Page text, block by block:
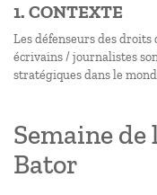
1. CONTEXTE
Les défenseurs des droits
écrivains / journalistes
stratégiques dans le
Semaine
Bator